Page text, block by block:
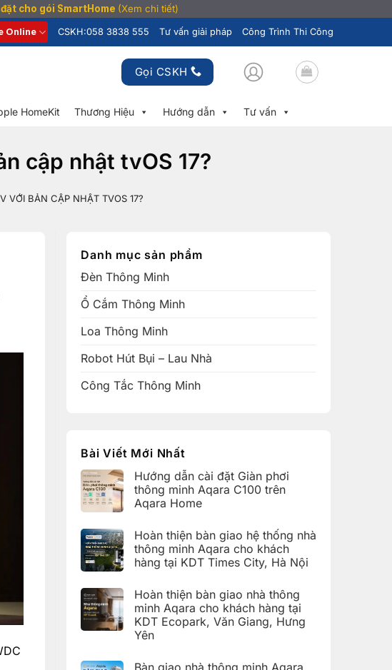
cho gói SmartHome (Xem chi tiết)
Online CSKH:058 3838 555 Tư vấn giải pháp Công Trình Thi Công
Gọi CSKH
HomeKit Thương Hiệu Hướng dẫn Tư vấn
cập nhật tvOS 17?
VỚI BẢN CẬP NHẬT TVOS 17?
Danh mục sản phẩm
Đèn Thông Minh
Ổ Cắm Thông Minh
Loa Thông Minh
Robot Hút Bụi – Lau Nhà
Công Tắc Thông Minh
Bài Viết Mới Nhất
Hướng dẫn cài đặt Giàn phơi
thông minh Aqara C100 trên
Aqara Home
bình
luận
ở
Hướng
đặt
Giàn
phơi
thông
minh
Aqara
Aqara
Hoàn thiện bàn giao hệ thống nhà
thông minh Aqara cho khách
hàng tại KDT Times City, Hà Nội
bình
luận
ở
Hoàn
thiện
bàn
Hoàn thiện bàn giao nhà thông
minh Aqara cho khách hàng tại
KDT Ecopark, Văn Giang, Hưng
Yên
Bàn giao nhà thông minh Aqara